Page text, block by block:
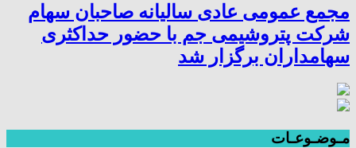
مجمع عمومی عادی سالیانه صاحبان سهام
شرکت پتروشیمی جم با حضور حداکثری
سهامداران برگزار شد
مـوضـوعـات